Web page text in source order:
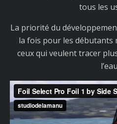
tous les
La priorité du
la fois pour les
ceux qui veulent tracer